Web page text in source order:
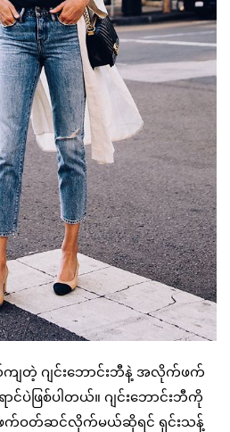
ကျတဲ့ ဂျင်းဘောင်းဘီနဲ့ အလိုက်ဖက်
ပဲဖြစ်ပါတယ်။ ဂျင်းဘောင်းဘီကို
ဖက်ဝတ်ဆင်လိုက်မယ်ဆိုရင် ရှင်းသန့်